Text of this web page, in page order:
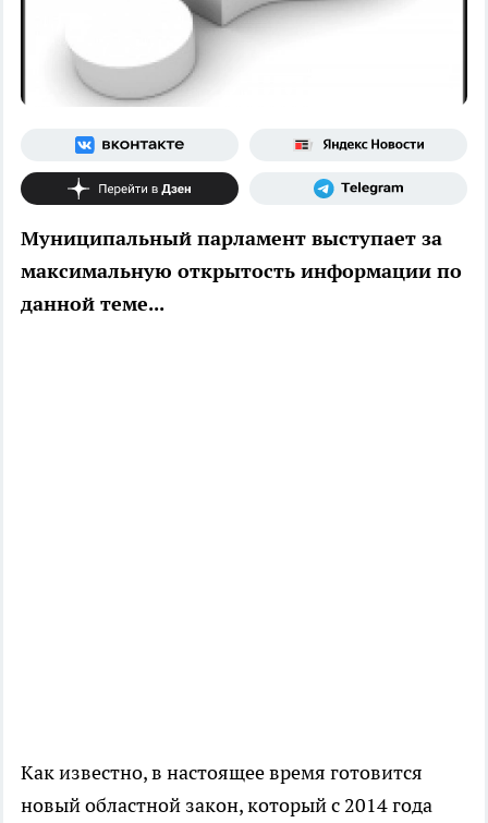
Муниципальный парламент выступает за
максимальную открытость информации по
данной теме...
Как известно, в настоящее время готовится
новый областной закон, который с 2014 года